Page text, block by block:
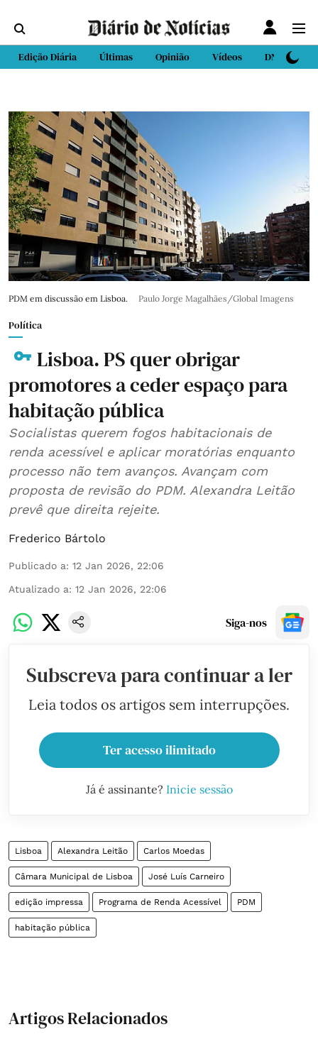
Edição Diária Últimas Opinião Vídeos DN Sport
PDM em discussão em Lisboa. Paulo Jorge Magalhães/Global Imagens
Política
Lisboa. PS quer obrigar
promotores a ceder espaço para
habitação pública
Socialistas querem fogos habitacionais de
renda acessível e aplicar moratórias enquanto
processo não tem avanços. Avançam com
proposta de revisão do PDM. Alexandra Leitão
prevê que direita rejeite.
Frederico Bártolo
Publicado a: 12 Jan 2026, 22:06
Atualizado a: 12 Jan 2026, 22:06
Siga-nos
Subscreva para continuar a ler
Leia todos os artigos sem interrupções.
Ter acesso ilimitado
Já é assinante? Inicie sessão
Lisboa Alexandra Leitão Carlos Moedas
Câmara Municipal de Lisboa José Luís Carneiro
edição impressa Programa de Renda Acessível PDM
habitação pública
Artigos Relacionados